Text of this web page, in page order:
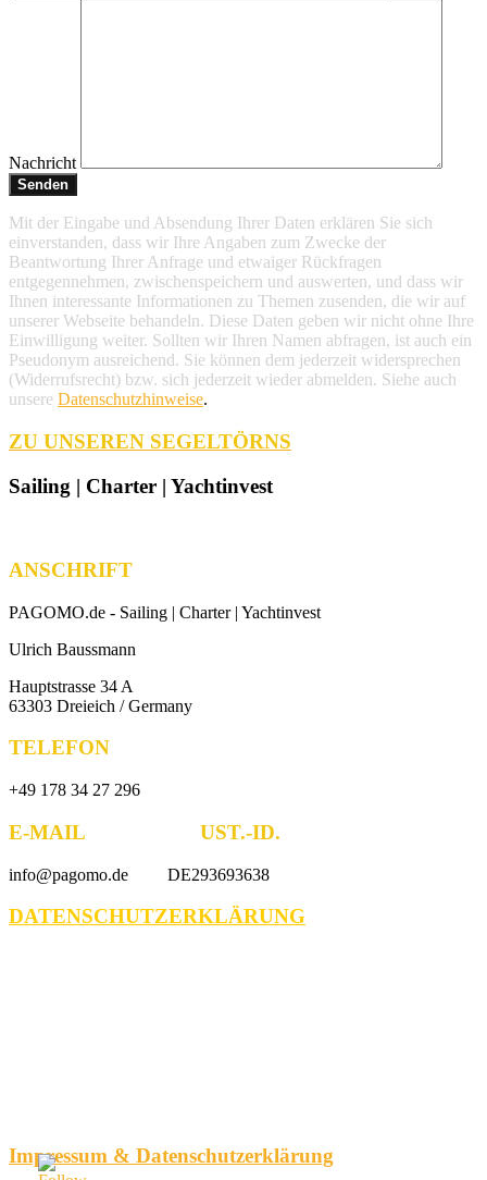
Nachricht
Mit der Eingabe und Absendung Ihrer Daten erklären Sie sich
einverstanden, dass wir Ihre Angaben zum Zwecke der
Beantwortung Ihrer Anfrage und etwaiger Rückfragen
entgegennehmen, zwischenspeichern und auswerten, und dass wir
Ihnen interessante Informationen zu Themen zusenden, die wir auf
unserer Webseite behandeln. Diese Daten geben wir nicht ohne Ihre
Einwilligung weiter. Sollten wir Ihren Namen abfragen, ist auch ein
Pseudonym ausreichend. Sie können dem jederzeit widersprechen
(Widerrufsrecht) bzw. sich jederzeit wieder abmelden. Siehe auch
unsere Datenschutzhinweise.
ZU UNSEREN SEGELTÖRNS
Sailing | Charter | Yachtinvest
ANSCHRIFT
PAGOMO.de - Sailing | Charter | Yachtinvest
Ulrich Baussmann
Hauptstrasse 34 A
63303 Dreieich / Germany
TELEFON
+49 178 34 27 296
E-MAIL UST.-ID.
info@pagomo.de DE293693638
DATENSCHUTZERKLÄRUNG
Impressum & Datenschutzerklärung